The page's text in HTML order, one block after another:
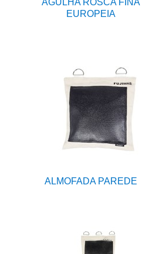
AGULHA ROSCA FINA
EUROPEIA
ALMOFADA PAREDE